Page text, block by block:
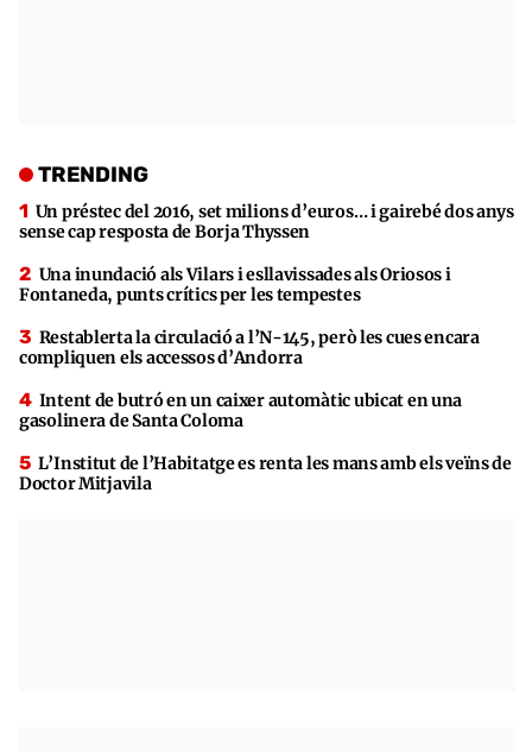
TRENDING
Un préstec del 2016, set milions d’euros… i gairebé dos anys
sense cap resposta de Borja Thyssen
Una inundació als Vilars i esllavissades als Oriosos i
Fontaneda, punts crítics per les tempestes
Restablerta la circulació a l’N-145, però les cues encara
compliquen els accessos d’Andorra
Intent de butró en un caixer automàtic ubicat en una
gasolinera de Santa Coloma
L’Institut de l’Habitatge es renta les mans amb els veïns de
Doctor Mitjavila